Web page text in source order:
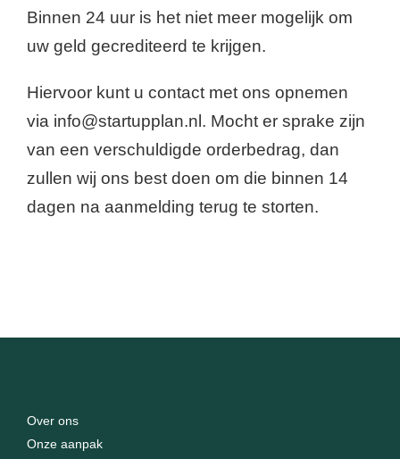
Binnen 24 uur is het niet meer mogelijk om
uw geld gecrediteerd te krijgen.
Hiervoor kunt u contact met ons opnemen
via info@startupplan.nl. Mocht er sprake zijn
van een verschuldigde orderbedrag, dan
zullen wij ons best doen om die binnen 14
dagen na aanmelding terug te storten.
Over ons
Onze aanpak